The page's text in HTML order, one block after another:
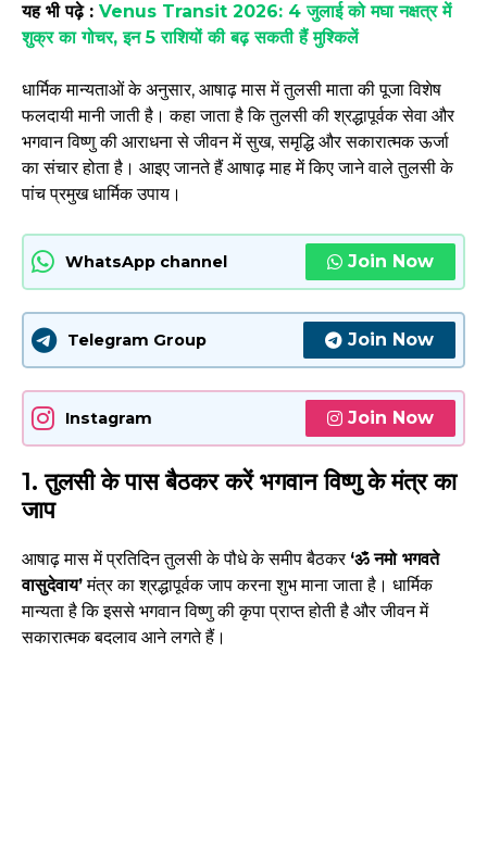
यह भी पढ़े : Venus Transit 2026: 4 जुलाई को मघा नक्षत्र में
शुक्र का गोचर, इन 5 राशियों की बढ़ सकती हैं मुश्किलें
धार्मिक मान्यताओं के अनुसार, आषाढ़ मास में तुलसी माता की पूजा विशेष
फलदायी मानी जाती है। कहा जाता है कि तुलसी की श्रद्धापूर्वक सेवा और
भगवान विष्णु की आराधना से जीवन में सुख, समृद्धि और सकारात्मक ऊर्जा
का संचार होता है। आइए जानते हैं आषाढ़ माह में किए जाने वाले तुलसी के
पांच प्रमुख धार्मिक उपाय।
WhatsApp channel Join Now
Telegram Group Join Now
Instagram Join Now
1. तुलसी के पास बैठकर करें भगवान विष्णु के मंत्र का
जाप
आषाढ़ मास में प्रतिदिन तुलसी के पौधे के समीप बैठकर ‘ॐ नमो भगवते
वासुदेवाय’मंत्र का श्रद्धापूर्वक जाप करना शुभ माना जाता है। धार्मिक
मान्यता है कि इससे भगवान विष्णु की कृपा प्राप्त होती है और जीवन में
सकारात्मक बदलाव आने लगते हैं।